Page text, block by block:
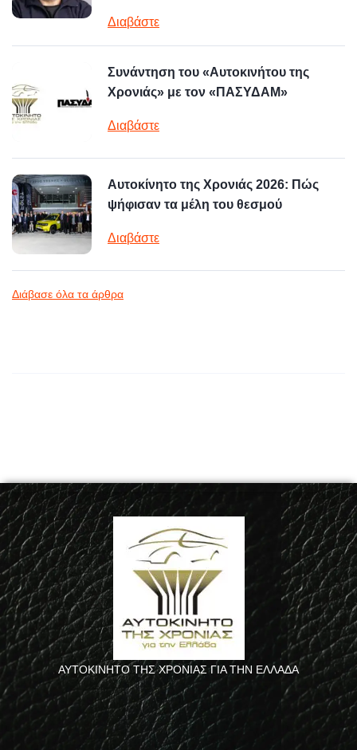
Διαβάστε
Συνάντηση του «Αυτοκινήτου της
Χρονιάς» με τον «ΠΑΣΥΔΑΜ»
Διαβάστε
Αυτοκίνητο της Χρονιάς 2026: Πώς
ψήφισαν τα μέλη του θεσμού
Διαβάστε
Διάβασε όλα τα άρθρα
ΑΥΤΟΚΙΝΗΤΟ ΤΗΣ ΧΡΟΝΙΑΣ ΓΙΑ ΤΗΝ ΕΛΛΑΔΑ